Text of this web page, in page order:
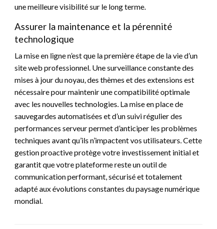
une meilleure visibilité sur le long terme.
Assurer la maintenance et la pérennité
technologique
La mise en ligne n’est que la première étape de la vie d’un
site web professionnel. Une surveillance constante des
mises à jour du noyau, des thèmes et des extensions est
nécessaire pour maintenir une compatibilité optimale
avec les nouvelles technologies. La mise en place de
sauvegardes automatisées et d’un suivi régulier des
performances serveur permet d’anticiper les problèmes
techniques avant qu’ils n’impactent vos utilisateurs. Cette
gestion proactive protège votre investissement initial et
garantit que votre plateforme reste un outil de
communication performant, sécurisé et totalement
adapté aux évolutions constantes du paysage numérique
mondial.